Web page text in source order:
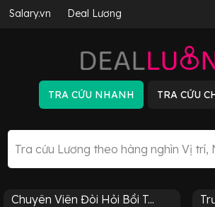
Salary.vn Deal Lương
Chuyên Viên Đòi Hỏi Bồi T...